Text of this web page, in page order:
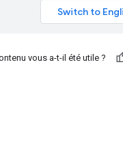
vous a-t-il été utile ?